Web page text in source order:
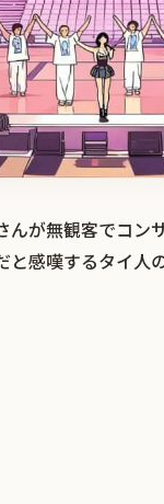
が無観客でコン
感嘆するタイ人